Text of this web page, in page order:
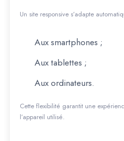
Un site responsive s’adapte
Aux smartphones ;
Aux tablettes ;
Aux ordinateurs.
Cette flexibilité garantit une
l’appareil utilisé.